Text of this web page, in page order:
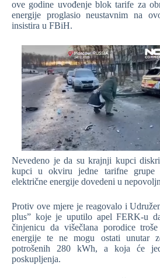
ove godine uvođenje blok tarife za
energije proglasio neustavnim na
insistira u FBiH.
Nevedeno je da su krajnji kupci
kupci u okviru jedne tarifne grupe
električne energije dovedeni u
Protiv ove mjere je reagovalo i
plus” koje je uputilo apel FERK-u
činjenicu da višečlana porodice
energije te ne mogu ostati unutar
potrošenih 280 kWh, a koja će
poskupljenja.